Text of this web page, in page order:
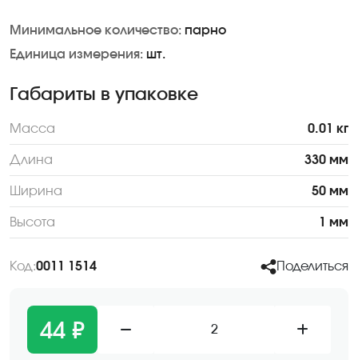
Минимальное количество: парно
Единица измерения: шт.
Габариты в упаковке
Масса 0.01 кг
Длина 330 мм
Ширина 50 мм
Высота 1 мм
Код:0011 1514 Поделиться
44 ₽ 2